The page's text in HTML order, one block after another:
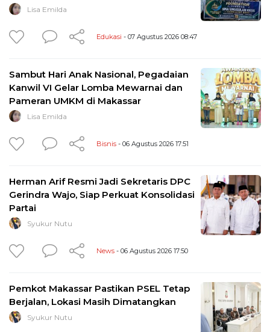
Lisa Emilda
Edukasi - 07 Agustus 2026 08:47
Sambut Hari Anak Nasional, Pegadaian
Kanwil VI Gelar Lomba Mewarnai dan
Pameran UMKM di Makassar
Lisa Emilda
Bisnis - 06 Agustus 2026 17:51
Herman Arif Resmi Jadi Sekretaris DPC
Gerindra Wajo, Siap Perkuat Konsolidasi
Partai
Syukur Nutu
News - 06 Agustus 2026 17:50
Pemkot Makassar Pastikan PSEL Tetap
Berjalan, Lokasi Masih Dimatangkan
Syukur Nutu